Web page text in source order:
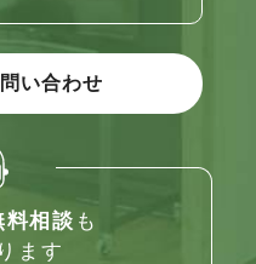
い合わせ
料相談 も
ます